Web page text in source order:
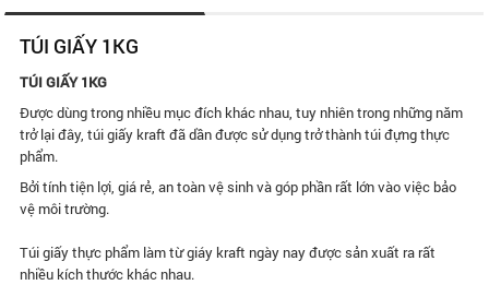
TÚI GIẤY 1KG
TÚI GIẤY 1KG
Được dùng trong nhiều mục đích khác nhau, tuy nhiên trong những năm
trở lại đây, túi giấy kraft đã dần được sử dụng trở thành túi đựng thực
phẩm.
Bởi tính tiện lợi, giá rẻ, an toàn vệ sinh và góp phần rất lớn vào việc bảo
vệ môi trường.
Túi giấy thực phẩm làm từ giáy kraft ngày nay được sản xuất ra rất
nhiều kích thước khác nhau.